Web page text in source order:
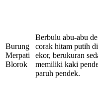
Burung
Merpati
Blorok
Berbulu abu-abu
corak hitam putih
ekor, berukuran
memiliki kaki
paruh pendek.